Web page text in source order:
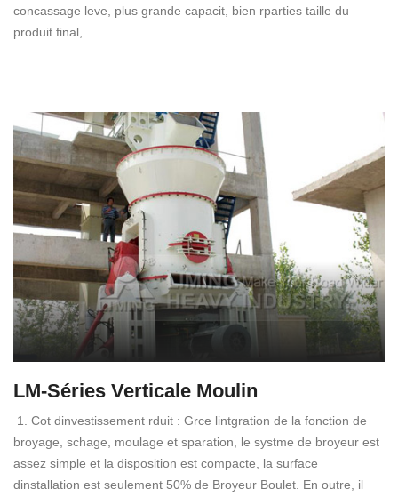
concassage leve, plus grande capacit, bien rparties taille du
produit final,
LM-Séries Verticale Moulin
1. Cot dinvestissement rduit : Grce lintgration de la fonction de
broyage, schage, moulage et sparation, le systme de broyeur est
assez simple et la disposition est compacte, la surface
dinstallation est seulement 50% de Broyeur Boulet. En outre, il